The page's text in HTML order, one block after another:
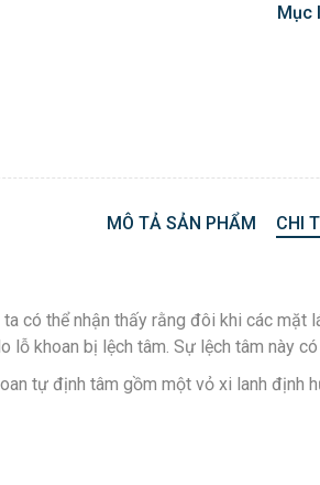
Mục
MÔ TẢ SẢN PHẨM CHI
có thể nhận thấy rằng đôi khi các
lỗ khoan bị lệch tâm. Sự lệch tâm
tự định tâm gồm một vỏ xi lanh